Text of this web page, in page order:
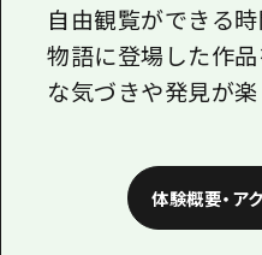
自由観覧ができる時
物語に登場した作品
な気づきや発見が楽
体験概要・ア